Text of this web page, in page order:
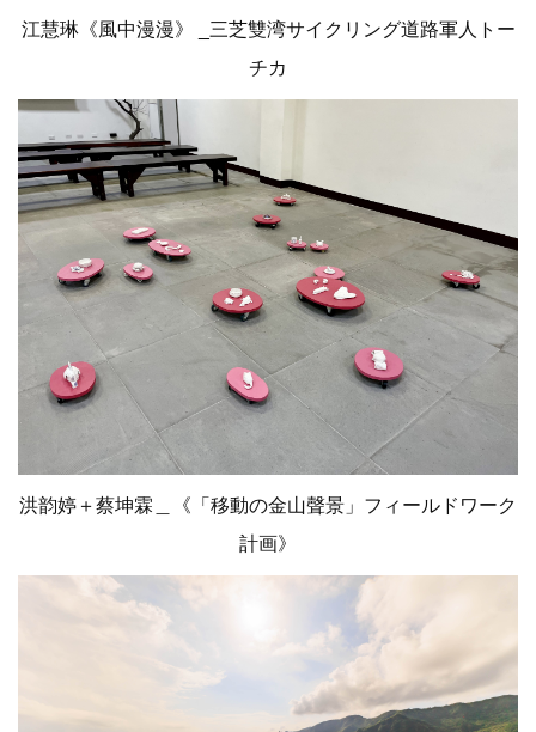
江慧琳《風中漫漫》 _三芝雙湾サイクリング道路軍人トー
チカ
洪韵婷＋蔡坤霖＿《「移動の金山聲景」フィールドワーク
計画》